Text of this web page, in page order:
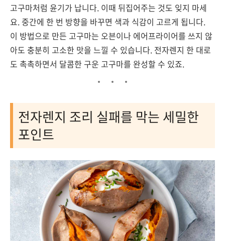
고구마처럼 윤기가 납니다. 이때 뒤집어주는 것도 잊지 마세
요. 중간에 한 번 방향을 바꾸면 색과 식감이 고르게 됩니다.
이 방법으로 만든 고구마는 오븐이나 에어프라이어를 쓰지 않
아도 충분히 고소한 맛을 느낄 수 있습니다. 전자렌지 한 대로
도 촉촉하면서 달콤한 구운 고구마를 완성할 수 있죠.
전자렌지 조리 실패를 막는 세밀한
포인트